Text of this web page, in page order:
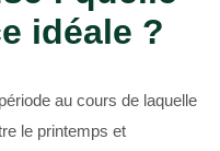
idéale ?
au cours de laquelle
le printemps et